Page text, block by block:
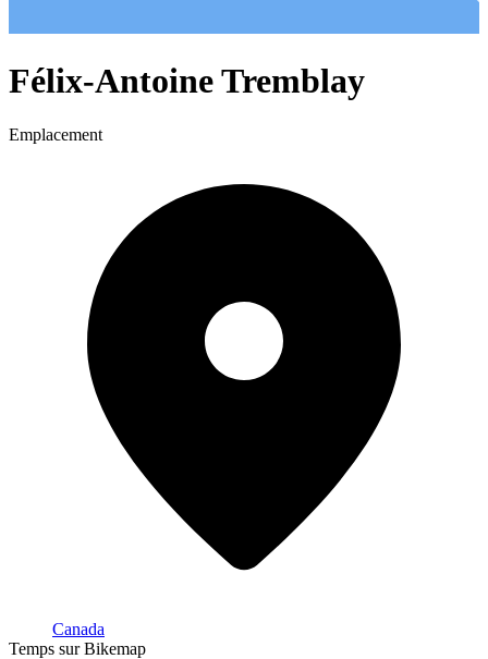
Félix-Antoine Tremblay
Emplacement
Canada
Temps sur Bikemap